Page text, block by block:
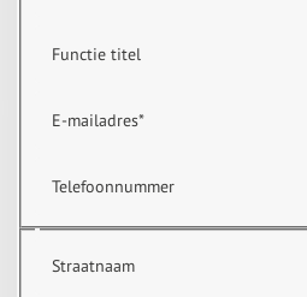
Functie titel
E-mailadres*
Telefoonnummer
Straatnaam